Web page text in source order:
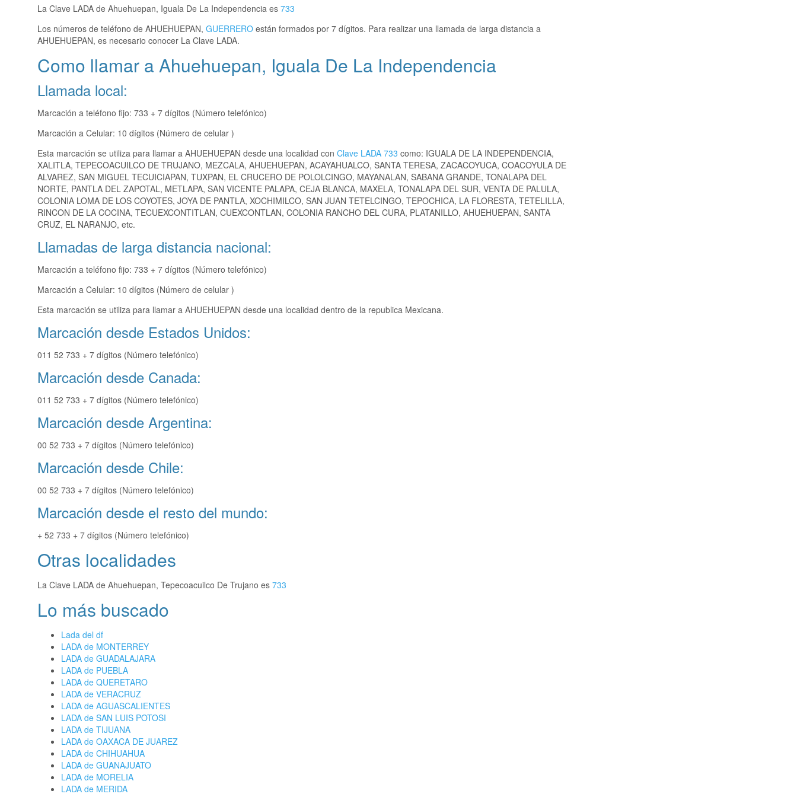
La Clave LADA de Ahuehuepan, Iguala De La Independencia es 733
Los números de teléfono de AHUEHUEPAN, GUERRERO están formados por 7 dígitos. Para realizar una llamada de larga distancia a
AHUEHUEPAN, es necesario conocer La Clave LADA.
Como llamar a Ahuehuepan, Iguala De La Independencia
Llamada local:
Marcación a teléfono fijo: 733 + 7 dígitos (Número telefónico)
Marcación a Celular: 10 dígitos (Número de celular )
Esta marcación se utiliza para llamar a AHUEHUEPAN desde una localidad con Clave LADA 733 como: IGUALA DE LA INDEPENDENCIA,
XALITLA, TEPECOACUILCO DE TRUJANO, MEZCALA, AHUEHUEPAN, ACAYAHUALCO, SANTA TERESA, ZACACOYUCA, COACOYULA DE
ALVAREZ, SAN MIGUEL TECUICIAPAN, TUXPAN, EL CRUCERO DE POLOLCINGO, MAYANALAN, SABANA GRANDE, TONALAPA DEL
NORTE, PANTLA DEL ZAPOTAL, METLAPA, SAN VICENTE PALAPA, CEJA BLANCA, MAXELA, TONALAPA DEL SUR, VENTA DE PALULA,
COLONIA LOMA DE LOS COYOTES, JOYA DE PANTLA, XOCHIMILCO, SAN JUAN TETELCINGO, TEPOCHICA, LA FLORESTA, TETELILLA,
RINCON DE LA COCINA, TECUEXCONTITLAN, CUEXCONTLAN, COLONIA RANCHO DEL CURA, PLATANILLO, AHUEHUEPAN, SANTA
CRUZ, EL NARANJO, etc.
Llamadas de larga distancia nacional:
Marcación a teléfono fijo: 733 + 7 dígitos (Número telefónico)
Marcación a Celular: 10 dígitos (Número de celular )
Esta marcación se utiliza para llamar a AHUEHUEPAN desde una localidad dentro de la republica Mexicana.
Marcación desde Estados Unidos:
011 52 733 + 7 dígitos (Número telefónico)
Marcación desde Canada:
011 52 733 + 7 dígitos (Número telefónico)
Marcación desde Argentina:
00 52 733 + 7 dígitos (Número telefónico)
Marcación desde Chile:
00 52 733 + 7 dígitos (Número telefónico)
Marcación desde el resto del mundo:
+ 52 733 + 7 dígitos (Número telefónico)
Otras localidades
La Clave LADA de Ahuehuepan, Tepecoacuilco De Trujano es 733
Lo más buscado
Lada del df
LADA de MONTERREY
LADA de GUADALAJARA
LADA de PUEBLA
LADA de QUERETARO
LADA de VERACRUZ
LADA de AGUASCALIENTES
LADA de SAN LUIS POTOSI
LADA de TIJUANA
LADA de OAXACA DE JUAREZ
LADA de CHIHUAHUA
LADA de GUANAJUATO
LADA de MORELIA
LADA de MERIDA